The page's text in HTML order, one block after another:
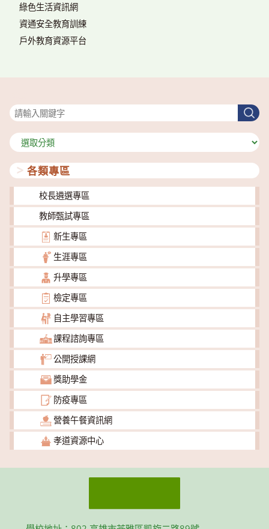
綠色生活資訊網
資通安全教育訓練
戶外教育資源平台
搜
尋
分
類
各類專區
校長遴選專區
教師甄試專區
新生專區
生涯專區
升學專區
檢定專區
自主學習專區
課程諮詢專區
公開授課網
獎助學金
防疫專區
營養午餐資訊網
孝道資源中心